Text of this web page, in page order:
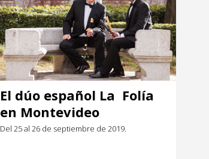
El dúo español La Folía
en Montevideo
Del 25 al 26 de septiembre de 2019.